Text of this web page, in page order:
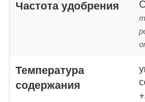
Частота удобрения
Температура
содержания